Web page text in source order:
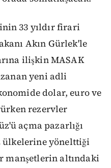
33 yıldır firari
Akın Gürlek'le
ilişkin MASAK
yeni adli
dolar, euro ve
rezervler
açma pazarlığı
ülkelerine yönelttiği
manşetlerin altındaki